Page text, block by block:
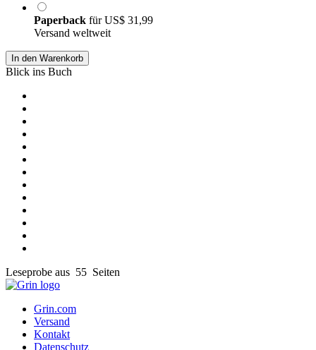
Paperback fürUS$ 31,99
Versand weltweit
In den Warenkorb
Blick ins Buch
Leseprobe aus 55 Seiten
Grin.com
Versand
Kontakt
Datenschutz